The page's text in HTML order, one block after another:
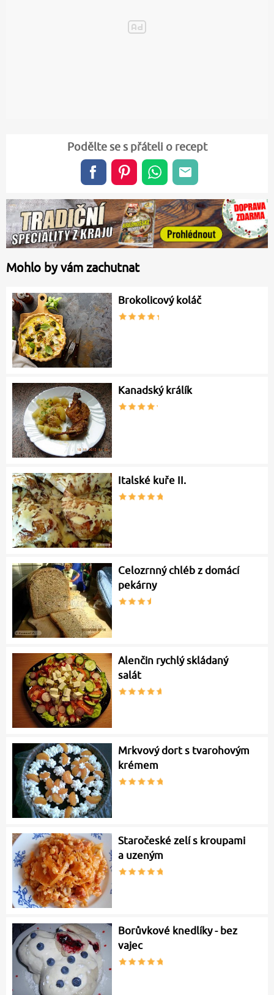
Podělte se s přáteli o recept
Mohlo by vám zachutnat
Brokolicový koláč
Kanadský králík
Italské kuře II.
Celozrnný chléb z domácí
pekárny
Alenčin rychlý skládaný
salát
Mrkvový dort s tvarohovým
krémem
Staročeské zelí s kroupami
a uzeným
Borůvkové knedlíky - bez
vajec